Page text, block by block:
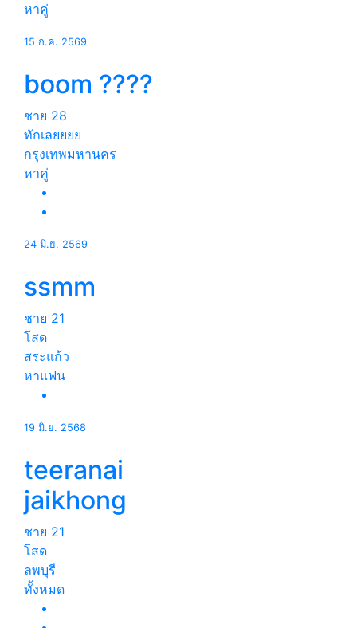
หาคู่
15 ก.ค. 2569
boom ????
ชาย 28
ทักเลยยยย
กรุงเทพมหานคร
หาคู่
24 มิ.ย. 2569
ssmm
ชาย 21
โสด
สระแก้ว
หาแฟน
19 มิ.ย. 2568
teeranai
jaikhong
ชาย 21
โสด
ลพบุรี
ทั้งหมด